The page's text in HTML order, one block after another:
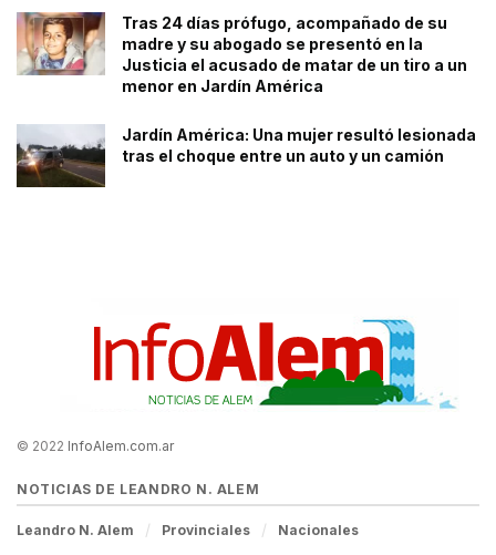
Tras 24 días prófugo, acompañado de su
madre y su abogado se presentó en la
Justicia el acusado de matar de un tiro a un
menor en Jardín América
Jardín América: Una mujer resultó lesionada
tras el choque entre un auto y un camión
© 2022 InfoAlem.com.ar
NOTICIAS DE LEANDRO N. ALEM
Leandro N. Alem Provinciales Nacionales